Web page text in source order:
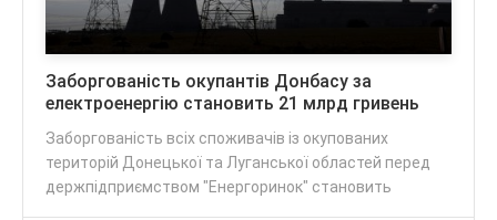
Заборгованість окупантів Донбасу за
електроенергію становить 21 млрд гривень
Заборгованість всіх споживачів із окупованих
територій Донецької та Луганської областей перед
держпідприємством "Енергоринок" становить